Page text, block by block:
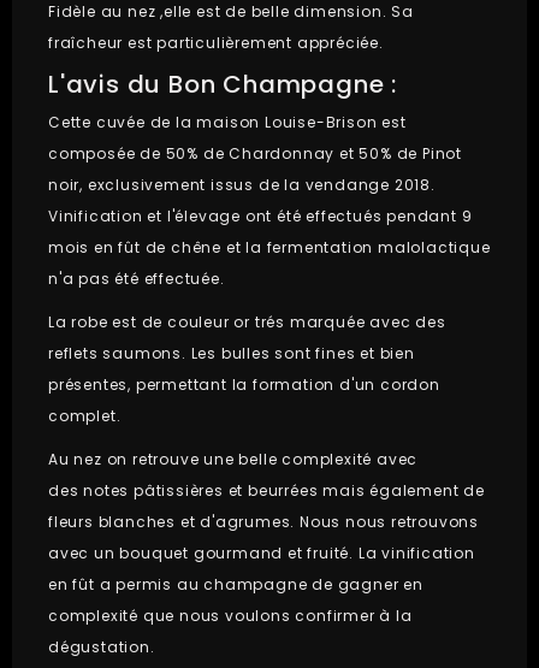
Fidèle au nez ,elle est de belle dimension. Sa
fraîcheur est particulièrement appréciée.
L'avis du Bon Champagne :
Cette cuvée de la maison Louise-Brison est
composée de 50% de Chardonnay et 50% de Pinot
noir, exclusivement issus de la vendange 2018.
Vinification et l'élevage ont été effectués pendant 9
mois en fût de chêne et la fermentation malolactique
n'a pas été effectuée.
La robe est de couleur or trés marquée avec des
reflets saumons. Les bulles sont fines et bien
présentes, permettant la formation d'un cordon
complet.
Au nez on retrouve une belle complexité avec
des notes pâtissières et beurrées mais également de
fleurs blanches et d'agrumes. Nous nous retrouvons
avec un bouquet gourmand et fruité. La vinification
en fût a permis au champagne de gagner en
complexité que nous voulons confirmer à la
dégustation.